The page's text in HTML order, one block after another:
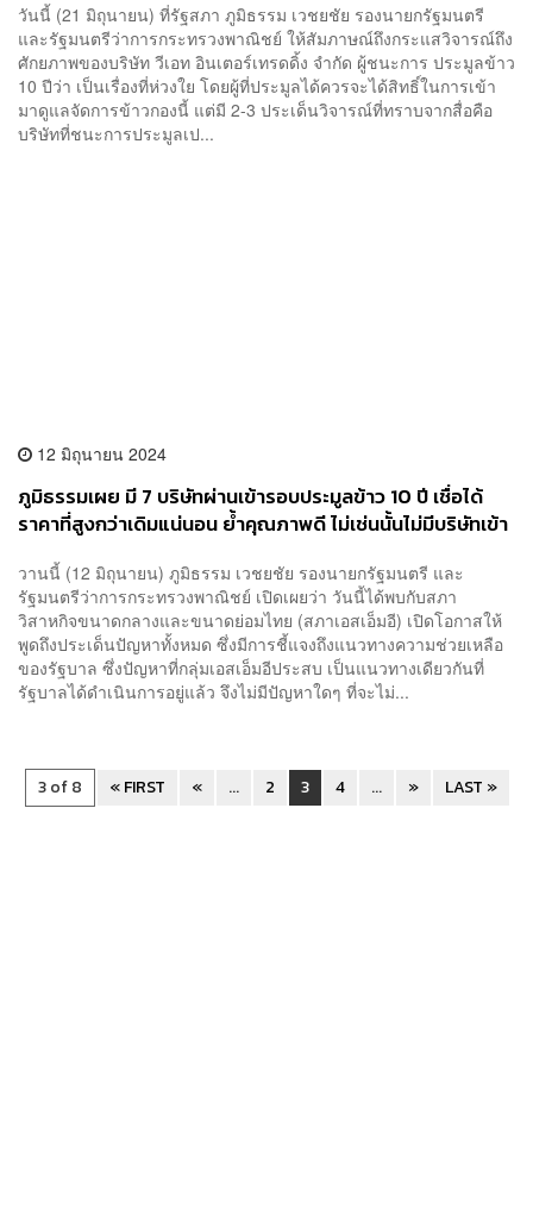
วันนี้ (21 มิถุนายน) ที่รัฐสภา ภูมิธรรม เวชยชัย รองนายกรัฐมนตรี
และรัฐมนตรีว่าการกระทรวงพาณิชย์ ให้สัมภาษณ์ถึงกระแสวิจารณ์ถึง
ศักยภาพของบริษัท วีเอท อินเตอร์เทรดดิ้ง จำกัด ผู้ชนะการ ประมูลข้าว
10 ปีว่า เป็นเรื่องที่ห่วงใย โดยผู้ที่ประมูลได้ควรจะได้สิทธิ์ในการเข้า
มาดูแลจัดการข้าวกองนี้ แต่มี 2-3 ประเด็นวิจารณ์ที่ทราบจากสื่อคือ
บริษัทที่ชนะการประมูลเป...
12 มิถุนายน 2024
ภูมิธรรมเผย มี 7 บริษัทผ่านเข้ารอบประมูลข้าว 10 ปี เชื่อได้
ราคาที่สูงกว่าเดิมแน่นอน ย้ำคุณภาพดี ไม่เช่นนั้นไม่มีบริษัทเข้า
วานนี้ (12 มิถุนายน) ภูมิธรรม เวชยชัย รองนายกรัฐมนตรี และ
รัฐมนตรีว่าการกระทรวงพาณิชย์ เปิดเผยว่า วันนี้ได้พบกับสภา
วิสาหกิจขนาดกลางและขนาดย่อมไทย (สภาเอสเอ็มอี) เปิดโอกาสให้
พูดถึงประเด็นปัญหาทั้งหมด ซึ่งมีการชี้แจงถึงแนวทางความช่วยเหลือ
ของรัฐบาล ซึ่งปัญหาที่กลุ่มเอสเอ็มอีประสบ เป็นแนวทางเดียวกันที่
รัฐบาลได้ดำเนินการอยู่แล้ว จึงไม่มีปัญหาใดๆ ที่จะไม่...
3 of 8 « FIRST « ... 2 3 4 ... » LAST »